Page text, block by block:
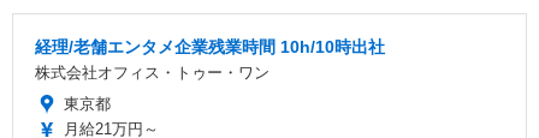
経理/老舗エンタメ企業残業時間 10h/10時出社
株式会社オフィス・トゥー・ワン
東京都
月給21万円～